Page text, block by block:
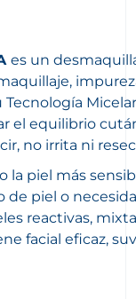
es un
Tecnología
el equilibrio
no irrita ni
la piel más
piel o
reactivas,
facial eficaz,